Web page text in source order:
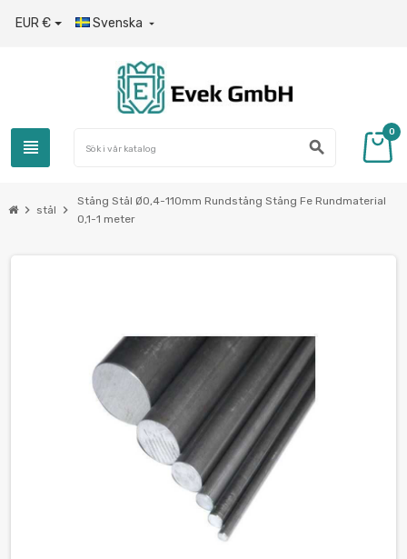
EUR € Svenska 
view_headline search
0
chevron_right stål chevron_right
Stång Stål Ø0,4-110mm Rundstång Stång Fe Rundmaterial
0,1-1 meter